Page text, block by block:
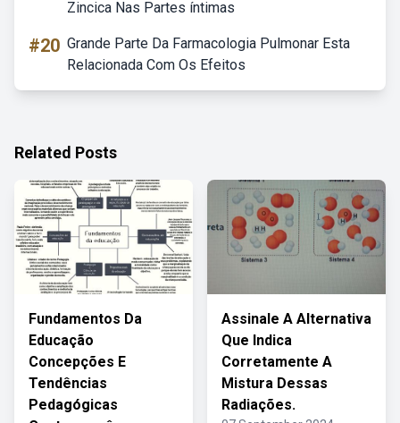
Zincica Nas Partes íntimas
#20 Grande Parte Da Farmacologia Pulmonar Esta
Relacionada Com Os Efeitos
Related Posts
Fundamentos Da
Educação
Concepções E
Tendências
Pedagógicas
Assinale A Alternativa
Que Indica
Corretamente A
Mistura Dessas
Radiações.